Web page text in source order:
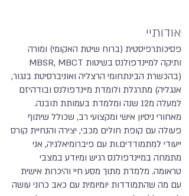
אודותיי
פסיכותרפיסטית (ברוח שיטת האקומי) ומורה
ותיקה למיינדפולנס בשיטות MBSR, MBCT
(בהכשרת הבינתחומי הרצליה ואוניברסיטת בנגור,
אנגליה) מתרגלת ולומדת מיינדפולנס ובודהיזם
למעלה מ12 שנה ומלמדת בעמותת תובנה.
מאחורי ניסיון אישי ומקצועי רב, שכולל שיתוף
פעולה עם קופת חולים מכבי, יצירה והנחיית קורס
ייעודי למתמודדים.ות עם פיברומיאלגיה, אני
מתמחה במיינדפולנס רגיש ומיודע במצבי
טראומה. מלמדת מתוך מסע חיי והיכרות אישית
עם מה שהתמודדות יומיומית עם כאב כרוני עושה